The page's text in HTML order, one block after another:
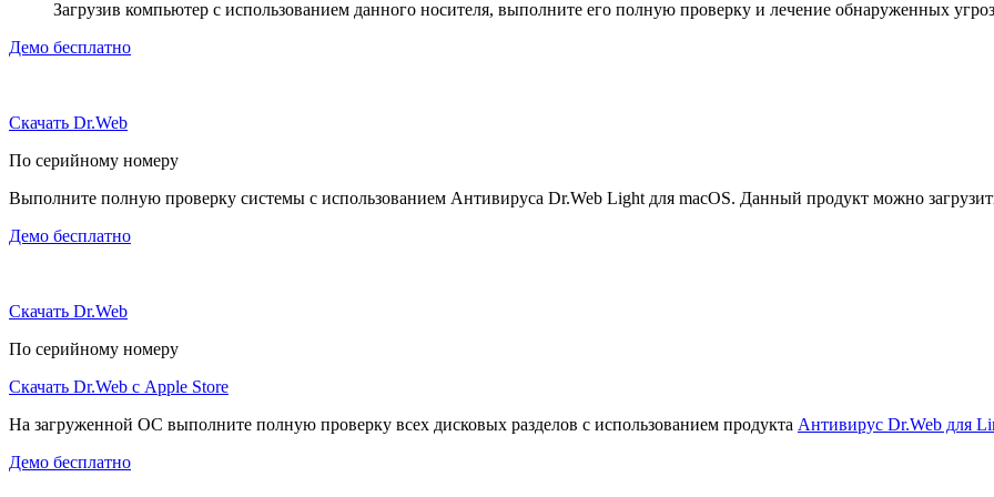
Загрузив компьютер с использованием данного носителя, выполните его полную проверку и лечение обнаруженных
Демо бесплатно
Скачать Dr.Web
По серийному номеру
Выполните полную проверку системы с использованием Антивируса Dr.Web Light для macOS. Данный продукт можно
Демо бесплатно
Скачать Dr.Web
По серийному номеру
Скачать Dr.Web с Apple Store
На загруженной ОС выполните полную проверку всех дисковых разделов с использованием продукта Антивирус Dr.Web для
Демо бесплатно